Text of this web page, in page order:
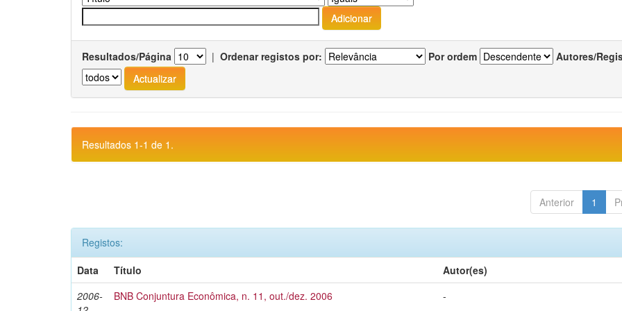
Resultados/Página | Ordenar registos por: Por ordem Autores/
Resultados 1-1 de 1.
Anterior 1
Registos:
Data
Título
Autor(es)
2006-
BNB Conjuntura Econômica, n. 11, out./dez. 2006 -